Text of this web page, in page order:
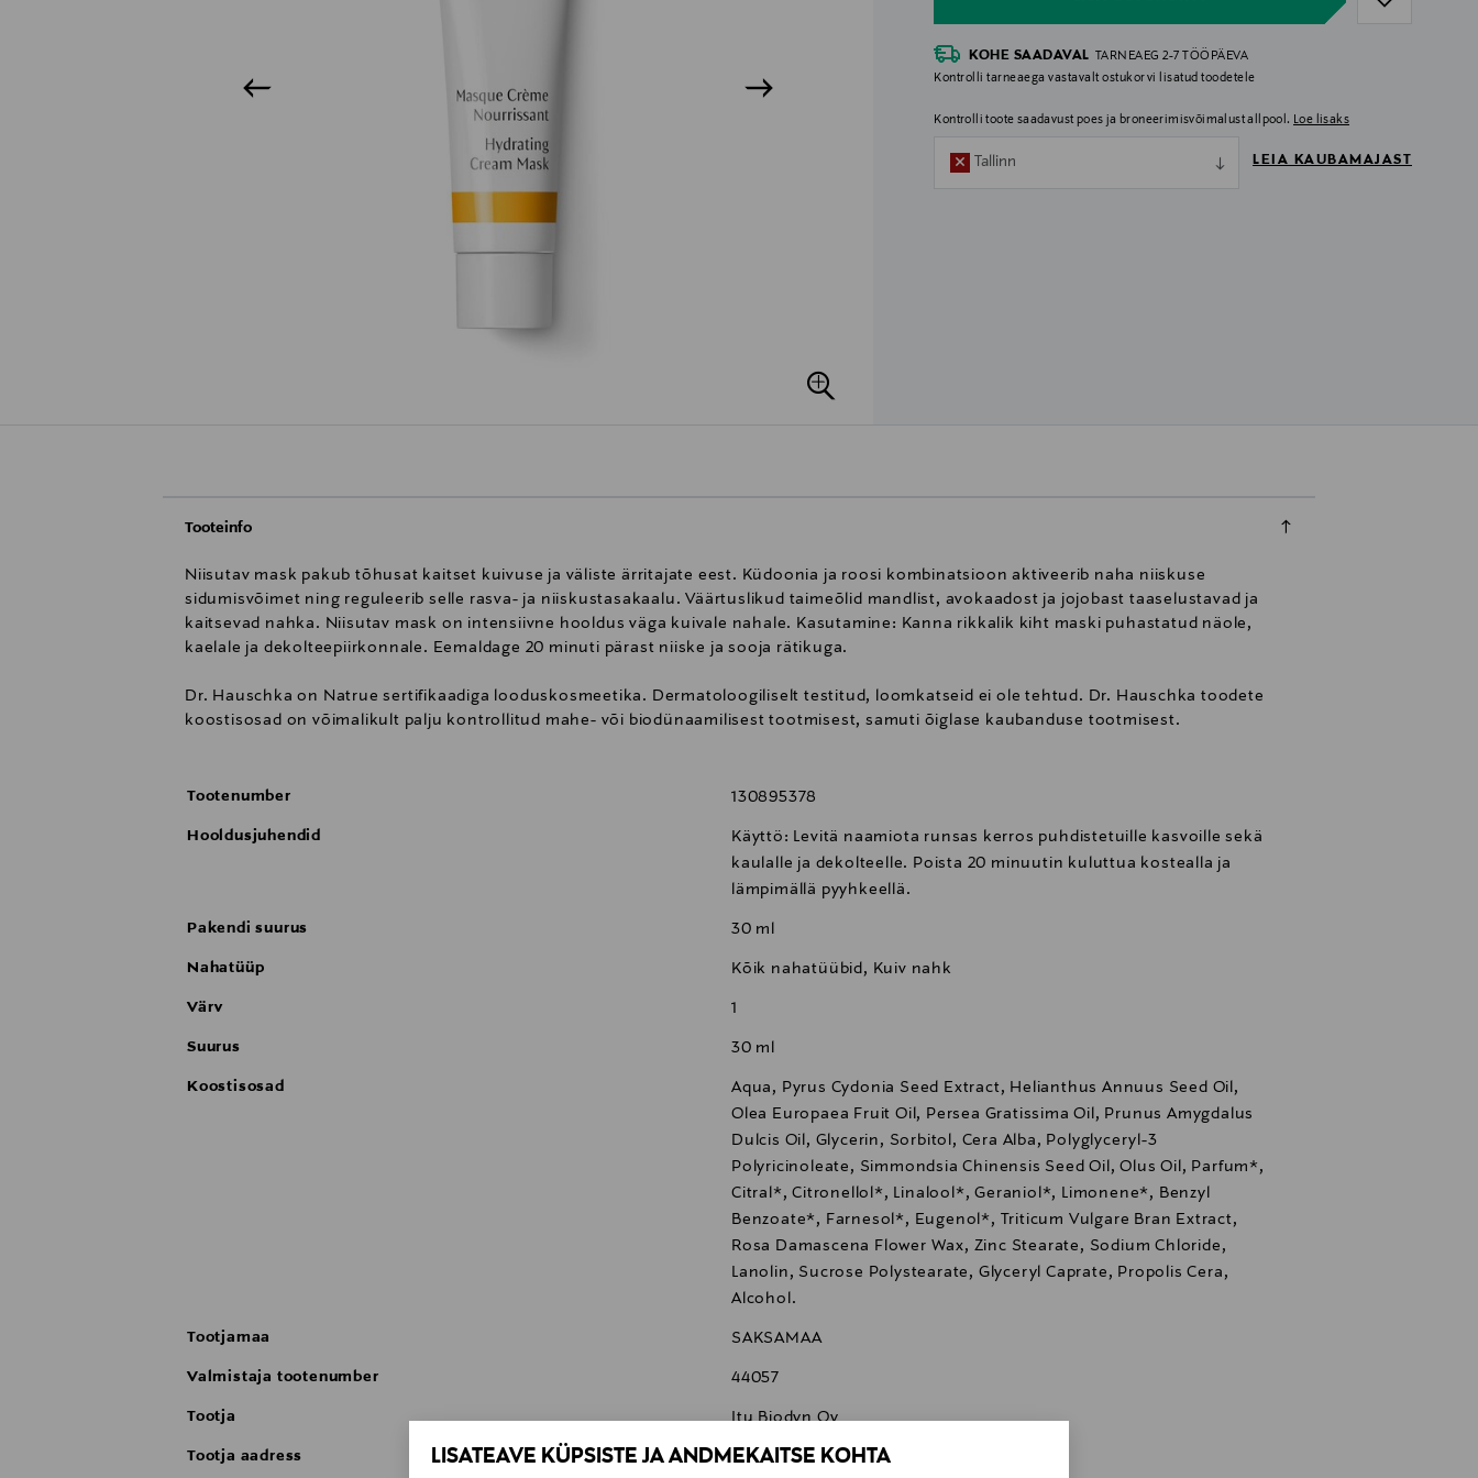
LISATEAVE KÜPSISTE JA ANDMEKAITSE KOHTA
KOHE SAADAVAL TARNEAEG 2-7 TÖÖPÄEVA
Kontrolli tarneaega vastavalt ostukorvi lisatud toodetele
Kontrolli toote saadavust poes ja broneerimisvõimalust allpool. Loe lisaks
Tallinn LEIA KAUBAMAJAST
Tooteinfo
Niisutav mask pakub tõhusat kaitset kuivuse ja väliste ärritajate eest. Küdoonia ja roosi kombinatsioon aktiveerib naha niiskuse
sidumisvõimet ning reguleerib selle rasva- ja niiskustasakaalu. Väärtuslikud taimeõlid mandlist, avokaadost ja jojobast taaselustavad ja
kaitsevad nahka. Niisutav mask on intensiivne hooldus väga kuivale nahale. Kasutamine: Kanna rikkalik kiht maski puhastatud näole,
kaelale ja dekolteepiirkonnale. Eemaldage 20 minuti pärast niiske ja sooja rätikuga.
Dr. Hauschka on Natrue sertifikaadiga looduskosmeetika. Dermatoloogiliselt testitud, loomkatseid ei ole tehtud. Dr. Hauschka toodete
koostisosad on võimalikult palju kontrollitud mahe- või biodünaamilisest tootmisest, samuti õiglase kaubanduse tootmisest.
Tootenumber 130895378
Hooldusjuhendid
Käyttö: Levitä naamiota runsas kerros puhdistetuille kasvoille sekä
kaulalle ja dekolteelle. Poista 20 minuutin kuluttua kostealla ja
lämpimällä pyyhkeellä.
Pakendi suurus 30 ml
Nahatüüp Kõik nahatüübid, Kuiv nahk
Värv 1
Suurus 30 ml
Koostisosad
Aqua, Pyrus Cydonia Seed Extract, Helianthus Annuus Seed Oil,
Olea Europaea Fruit Oil, Persea Gratissima Oil, Prunus Amygdalus
Dulcis Oil, Glycerin, Sorbitol, Cera Alba, Polyglyceryl-3
Polyricinoleate, Simmondsia Chinensis Seed Oil, Olus Oil, Parfum*,
Citral*, Citronellol*, Linalool*, Geraniol*, Limonene*, Benzyl
Benzoate*, Farnesol*, Eugenol*, Triticum Vulgare Bran Extract,
Rosa Damascena Flower Wax, Zinc Stearate, Sodium Chloride,
Lanolin, Sucrose Polystearate, Glyceryl Caprate, Propolis Cera,
Alcohol.
Tootjamaa SAKSAMAA
Valmistaja tootenumber 44057
Tootja Itu Biodyn Oy
Tootja aadress Asentajankatu 5, 00880 Helsinki, Finland